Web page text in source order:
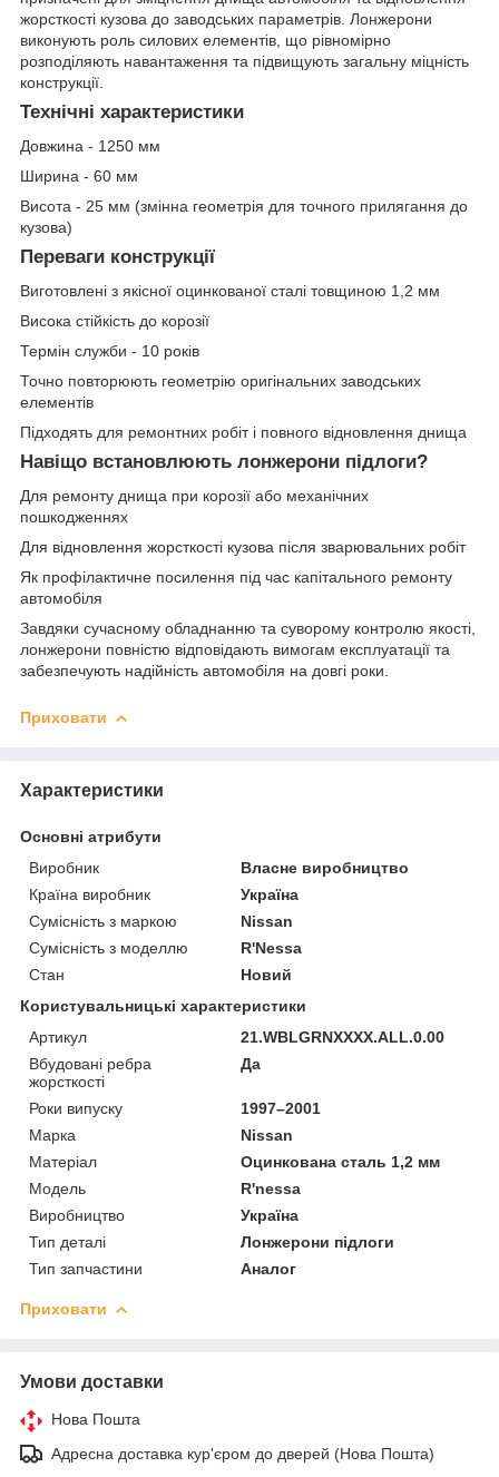
жорсткості кузова до заводських параметрів. Лонжерони
виконують роль силових елементів, що рівномірно
розподіляють навантаження та підвищують загальну міцність
конструкції.
Технічні характеристики
Довжина - 1250 мм
Ширина - 60 мм
Висота - 25 мм (змінна геометрія для точного прилягання до
кузова)
Переваги конструкції
Виготовлені з якісної оцинкованої сталі товщиною 1,2 мм
Висока стійкість до корозії
Термін служби - 10 років
Точно повторюють геометрію оригінальних заводських
елементів
Підходять для ремонтних робіт і повного відновлення днища
Навіщо встановлюють лонжерони підлоги?
Для ремонту днища при корозії або механічних
пошкодженнях
Для відновлення жорсткості кузова після зварювальних робіт
Як профілактичне посилення під час капітального ремонту
автомобіля
Завдяки сучасному обладнанню та суворому контролю якості,
лонжерони повністю відповідають вимогам експлуатації та
забезпечують надійність автомобіля на довгі роки.
Приховати
Характеристики
Основні атрибути
Виробник
Власне виробництво
Країна виробник
Україна
Сумісність з маркою
Nissan
Сумісність з моделлю
R'Nessa
Стан
Новий
Користувальницькі характеристики
Артикул
21.WBLGRNXXXX.ALL.0.00
Вбудовані ребра
жорсткості
Да
Роки випуску
1997–2001
Марка
Nissan
Матеріал
Оцинкована сталь 1,2 мм
Мoдель
R'nessa
Виробництво
Україна
Тип деталі
Лонжерони підлоги
Тип запчастини
Аналог
Приховати
Умови доставки
Нова Пошта
Адресна доставка кур'єром до дверей (Нова Пошта)